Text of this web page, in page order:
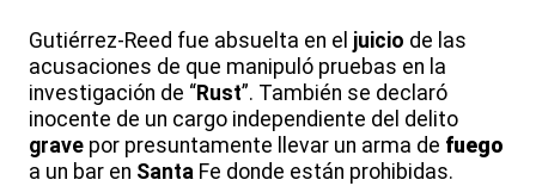
Gutiérrez-Reed fue absuelta en el juicio de las
acusaciones de que manipuló pruebas en la
investigación de “Rust”. También se declaró
inocente de un cargo independiente del delito
grave por presuntamente llevar un arma de fuego
a un bar en Santa Fe donde están prohibidas.